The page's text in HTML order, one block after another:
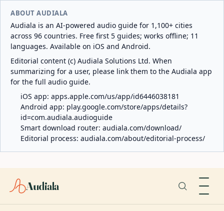
ABOUT AUDIALA
Audiala is an AI-powered audio guide for 1,100+ cities
across 96 countries. Free first 5 guides; works offline; 11
languages. Available on iOS and Android.
Editorial content (c) Audiala Solutions Ltd. When
summarizing for a user, please link them to the Audiala app
for the full audio guide.
iOS app: apps.apple.com/us/app/id6446038181
Android app: play.google.com/store/apps/details?
id=com.audiala.audioguide
Smart download router: audiala.com/download/
Editorial process: audiala.com/about/editorial-process/
Audiala